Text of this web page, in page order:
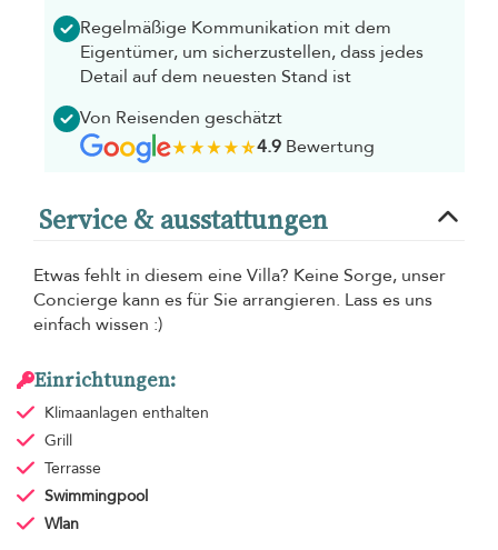
Regelmäßige Kommunikation mit dem
Eigentümer, um sicherzustellen, dass jedes
Detail auf dem neuesten Stand ist
Von Reisenden geschätzt
4.9Bewertung
Service & ausstattungen
Etwas fehlt in diesem eine Villa? Keine Sorge, unser
Concierge kann es für Sie arrangieren. Lass es uns
einfach wissen :)
Einrichtungen:
Klimaanlagen enthalten
Grill
Terrasse
Swimmingpool
Wlan